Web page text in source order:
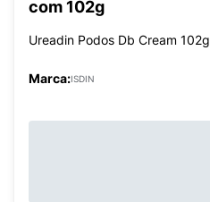
com 102g
Ureadin Podos Db Cream 102g
Marca:ISDIN